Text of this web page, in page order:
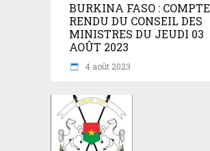
BURKINA FASO : COMPTE
RENDU DU CONSEIL DES
MINISTRES DU JEUDI 03
AOÛT 2023
4 août 2023